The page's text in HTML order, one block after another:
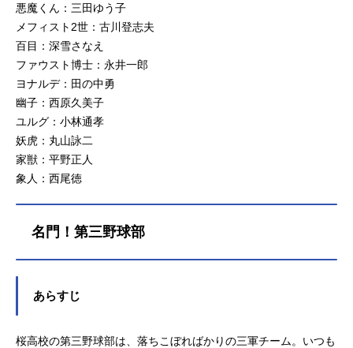
悪魔くん：三田ゆう子
メフィスト2世：古川登志夫
百目：深雪さなえ
ファウスト博士：永井一郎
ヨナルデ：田の中勇
幽子：西原久美子
ユルグ：小林通孝
妖虎：丸山詠二
家獣：平野正人
象人：西尾徳
名門！第三野球部
あらすじ
桜高校の第三野球部は、落ちこぼればかりの三軍チーム。いつも